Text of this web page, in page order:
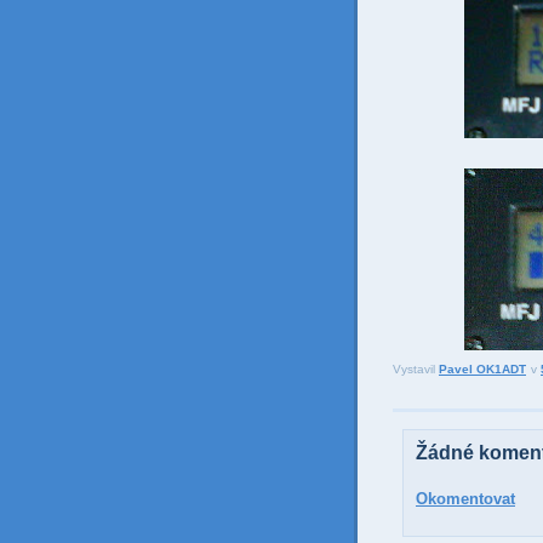
Vystavil Pavel OK1ADT v
Žádné
Okomentovat